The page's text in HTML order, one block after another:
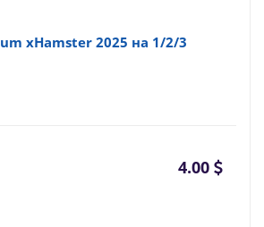
xHamster 2025 на 1/2/3
4.00